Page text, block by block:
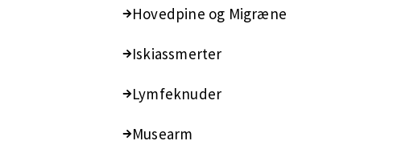
Hovedpine og Migræne
Iskiassmerter
Lymfeknuder
Musearm